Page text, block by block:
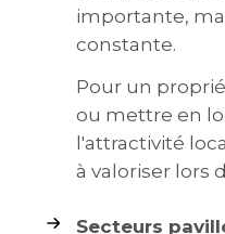
importante,
constante.
Pour un
ou mettre en
l'attractivité
à valoriser lors
Secteurs